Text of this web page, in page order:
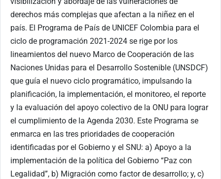
derechos más complejas que afectan a la niñez en el
país. El Programa de País de UNICEF Colombia para el
ciclo de programación 2021-2024 se rige por los
lineamientos del nuevo Marco de Cooperación de las
Naciones Unidas para el Desarrollo Sostenible (UNSDCF)
que guía el nuevo ciclo programático, impulsando la
planificación, la implementación, el monitoreo, el reporte
y la evaluación del apoyo colectivo de la ONU para lograr
el cumplimiento de la Agenda 2030. Este Programa se
enmarca en las tres prioridades de cooperación
identificadas por el Gobierno y el SNU: a) Apoyo a la
implementación de la política del Gobierno “Paz con
Legalidad”, b) Migración como factor de desarrollo; y, c)